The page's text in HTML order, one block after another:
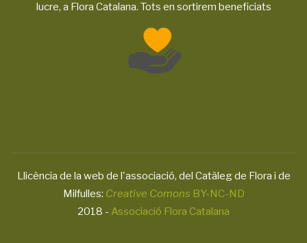
lucre, a Flora Catalana. Tots en sortirem beneficiats
Llicència de la web de l'associació, del Catàleg de Flora i de
Milfulles: Creative Comons BY-NC-ND
2018 - Associació Flora Catalana